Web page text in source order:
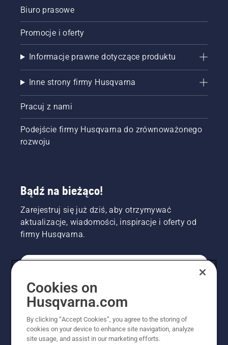
Biuro prasowe
Promocje i oferty
Informacje prawne dotyczące produktu
Inne strony firmy Husqvarna
Pracuj z nami
Podejście firmy Husqvarna do zrównoważonego
rozwoju
Bądź na bieżąco!
Zarejestruj się już dziś, aby otrzymywać
aktualizacje, wiadomości, inspiracje i oferty od
firmy Husqvarna.
PROFESJONALISTA
Cookies on
Husqvarna.com
By clicking “Accept Cookies”, you agree to the storing of
cookies on your device to enhance site navigation, analyze
site usage, and assist in our marketing efforts.